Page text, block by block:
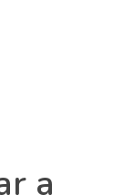
a